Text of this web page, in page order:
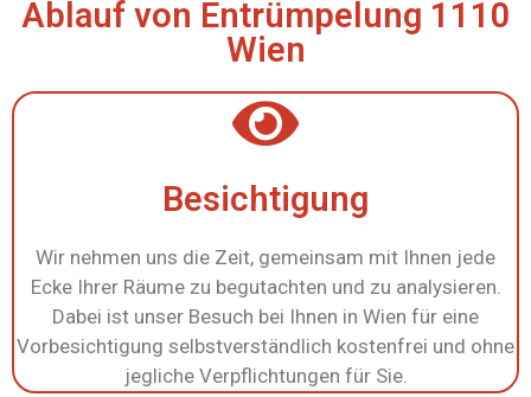
Ablauf von Entrümpelung 1110
Wien
Besichtigung
Wir nehmen uns die Zeit, gemeinsam mit Ihnen jede
Ecke Ihrer Räume zu begutachten und zu analysieren.
Dabei ist unser Besuch bei Ihnen in Wien für eine
Vorbesichtigung selbstverständlich kostenfrei und ohne
jegliche Verpflichtungen für Sie.